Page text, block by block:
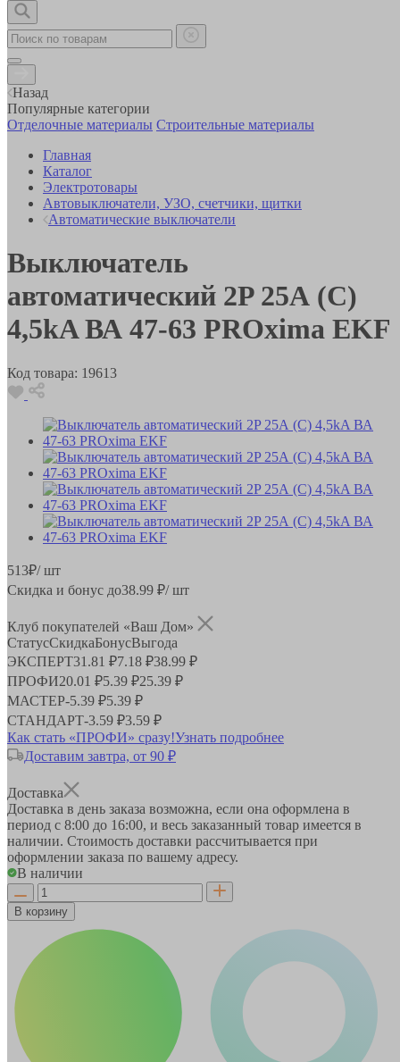
Назад
Популярные категории
Отделочные материалы Строительные материалы
Главная
Каталог
Электротовары
Автовыключатели, УЗО, счетчики, щитки
Автоматические выключатели
Выключатель
автоматический 2P 25А (C)
4,5kA ВА 47-63 PROxima EKF
Код товара: 19613
513₽/ шт
Скидка и бонус до38.99 ₽/ шт
Клуб покупателей «Ваш Дом»
СтатусСкидкаБонусВыгода
ЭКСПЕРТ31.81 ₽7.18 ₽38.99 ₽
ПРОФИ20.01 ₽5.39 ₽25.39 ₽
МАСТЕР-5.39 ₽5.39 ₽
СТАНДАРТ-3.59 ₽3.59 ₽
Как стать «ПРОФИ» сразу!Узнать подробнее
Доставим завтра, от 90 ₽
Доставка
Доставка в день заказа возможна, если она оформлена в
период с 8:00 до 16:00, и весь заказанный товар имеется в
наличии. Стоимость доставки рассчитывается при
оформлении заказа по вашему адресу.
В наличии
В корзину